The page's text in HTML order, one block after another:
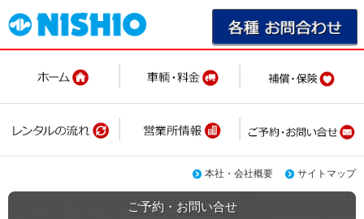
本社・会社概要 サイトマップ
ご予約・お問い合せ